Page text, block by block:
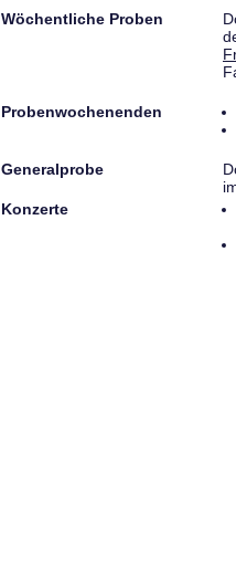
Wöchentliche Proben
Probenwochenenden
Generalprobe
Konzerte